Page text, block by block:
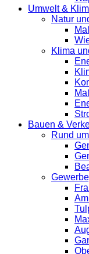
Umwelt &
Natur
Klima
Bauen &
Rund